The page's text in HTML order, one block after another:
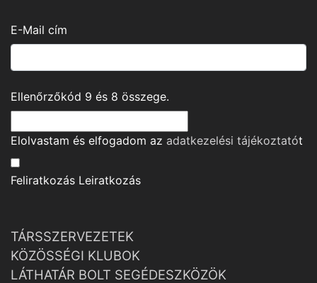
E-Mail cím
Ellenőrzőkód 9 és 8 összege.
Elolvastam és elfogadom az adatkezelési tájékoztatót
Feliratkozás Leiratkozás
TÁRSSZERVEZETEK
KÖZÖSSÉGI KLUBOK
LÁTHATÁR BOLT SEGÉDESZKÖZÖK